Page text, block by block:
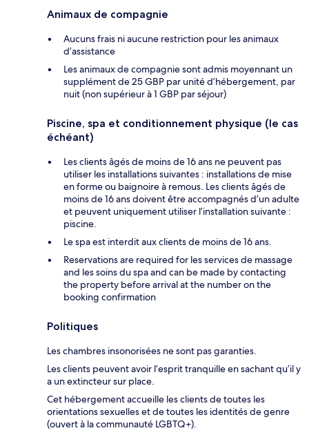
Animaux de compagnie
Aucuns frais ni aucune restriction pour les animaux
d’assistance
Les animaux de compagnie sont admis moyennant un
supplément de 25 GBP par unité d’hébergement, par
nuit (non supérieur à 1 GBP par séjour)
Piscine, spa et conditionnement physique (le cas
échéant)
Les clients âgés de moins de 16 ans ne peuvent pas
utiliser les installations suivantes : installations de mise
en forme ou baignoire à remous. Les clients âgés de
moins de 16 ans doivent être accompagnés d’un adulte
et peuvent uniquement utiliser l’installation suivante :
piscine.
Le spa est interdit aux clients de moins de 16 ans.
Reservations are required for les services de massage
and les soins du spa and can be made by contacting
the property before arrival at the number on the
booking confirmation
Politiques
Les chambres insonorisées ne sont pas garanties.
Les clients peuvent avoir l’esprit tranquille en sachant qu’il y
a un extincteur sur place.
Cet hébergement accueille les clients de toutes les
orientations sexuelles et de toutes les identités de genre
(ouvert à la communauté LGBTQ+).